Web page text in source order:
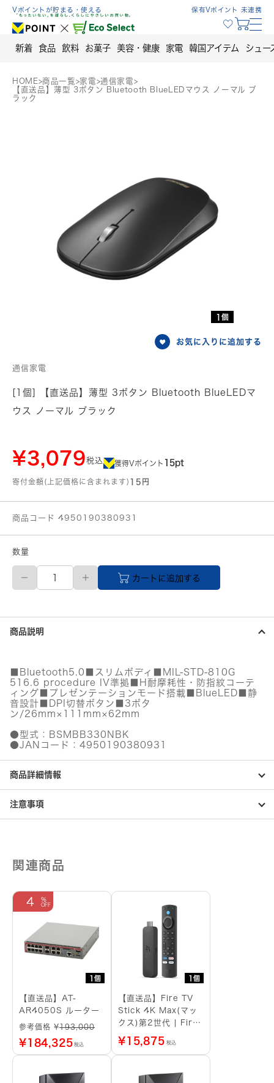
Skip
content
Vポイントが貯まる・使える 保有Vポイント 未連携
新着 食品 飲料 お菓子 美容・健康 家電 韓国アイテム シュー
HOME>商品一覧>家電>通信家電>
【直送品】薄型 3ボタン Bluetooth BlueLEDマウス ノーマル ブ
ラック
1個
お気に入りに追加する
通信家電
[1個] 【直送品】薄型 3ボタン Bluetooth BlueLEDマ
ウス ノーマル ブラック
¥3,079税込 獲得Vポイント 15pt
寄付金額(上記価格に含まれます) 15円
商品コード 4950190380931
数量
【直
品】
型
3
ボ
Bluetooth
BlueLED
マ
ウ
ス
ー
マ
ル
ブ
ラ
ッ
ク
カートに追加する
商品説明
■Bluetooth5.0■スリムボディ■MIL-STD-810G
516.6 procedure IV準拠■H耐摩耗性・防指紋コーテ
ィング■プレゼンテーションモード搭載■BlueLED■静
音設計■DPI切替ボタン■3ボタ
ン/26mm×111mm×62mm
●型式：BSMBB330NBK
●JANコード：4950190380931
商品詳細情報
注意事項
関連商品
1個
4
【直送品】AT-
AR4050S ルーター
参考価格 ¥193,000
¥184,325 税込
1個
【直送品】Fire TV
Stick 4K Max(マッ
クス)第2世代 | Fire
TV Stick史上最もパ
ワフル | ストリーミ
¥15,875 税込